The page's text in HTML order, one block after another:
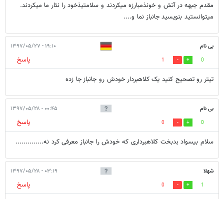
مقدم جبهه در آتش و خونذمبارزه میکردند و سلامتیذخود را نثار ما میکردند.
میتوانستید بنویسید جانباز نما و....
بی نام ۱۹:۱۰ - ۱۳۹۷/۰۵/۲۷
0
1
پاسخ
تیتر رو تصحیح کنید یک کلاهبردار خودش رو جانباز جا زده
بی نام ۰۰:۴۵ - ۱۳۹۷/۰۵/۲۸
0
0
پاسخ
سلام بیسواد بدبخت کلاهبرداری که خودش را جانباز معرفی کرد نه..............
شهلا ۰۳:۱۹ - ۱۳۹۷/۰۵/۲۸
1
0
پاسخ